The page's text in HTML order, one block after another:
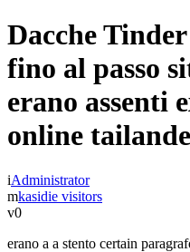
Dacche
fino al passo
erano assenti
online
Administrator
kasidie visitors
0
erano a a stento certain